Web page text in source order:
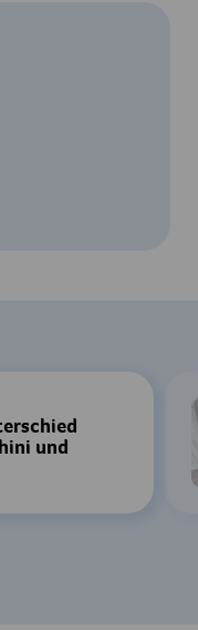
finden
und